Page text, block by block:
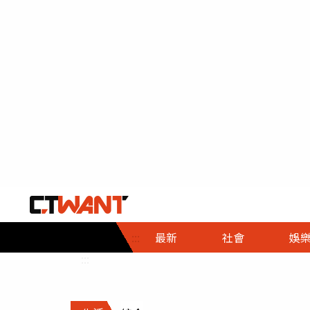
::: 最新 社會
社會首頁
時事
調查
娛樂
娛樂首頁
即時
財經首頁
熱線
政